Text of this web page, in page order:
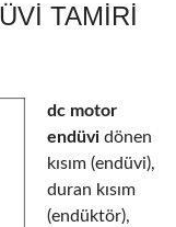
TAMIRI
dc motor
endüvi dönen
kısım (endüvi),
duran kısım
(endüktör),